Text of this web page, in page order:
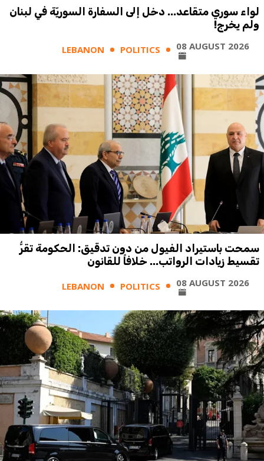
لواء سوري متقاعد... دخل إلى السفارة السوريّة في لبنان
ولم يخرج!
LEBANON POLITICS 08 AUGUST 2026
سمحت باستيراد الفيول من دون تدقيق: الحكومة تقرُّ
تقسيط زيادات الرواتب... خلافاً للقانون
LEBANON POLITICS 08 AUGUST 2026